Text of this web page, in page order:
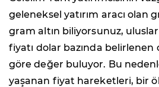
geleneksel yatırım aracı olan
gram altın biliyorsunuz,
fiyatı dolar bazında belirlenen
göre değer buluyor. Bu
yaşanan fiyat hareketleri, bir